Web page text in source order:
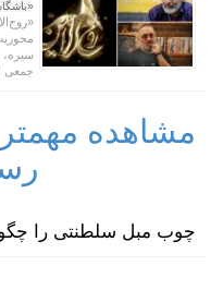
سیره،
جمعی
مشاهده
چوب مبل سلطنتی را